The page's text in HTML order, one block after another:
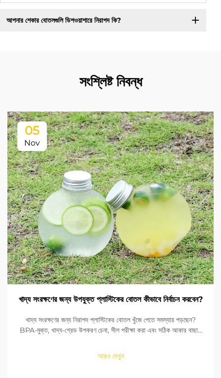
আপনার শেকার বোতলগুলি ডিশওয়াশারে নিরাপদ কি?
সংশ্লিষ্ট নিবন্ধ
05
Nov
খাদ্য সংরক্ষণের জন্য উপযুক্ত প্লাস্টিকের বোতল কীভাবে নির্বাচন করবেন?
খাদ্য সংরক্ষণের জন্য নিরাপদ প্লাস্টিকের বোতল খুঁজে পেতে সমস্যায় পড়ছেন?
BPA-মুক্ত, খাদ্য-গ্রেড উপকরণ চেনা, সীল পরীক্ষা করা এবং সঠিক আকার বাছাই
আরও দেখুন